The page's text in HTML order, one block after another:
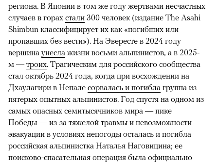
региона. В Японии в том же году жертвами несчастных
случаев в горах стали 300 человек (издание The Asahi
Shimbun классифицирует их как «погибших или
пропавших без вести»). На Эвересте в 2024 году
вершина унесла жизни восьми альпинистов, а в 2025-
м — троих. Трагическим для российского сообщества
стал октябрь 2024 года, когда при восхождении на
Дхаулагири в Непале сорвалась и погибла группа из
пятерых опытных альпинистов. Год спустя на одном из
самых опасных семитысячников мира — пике
Победы — из-за тяжелой травмы и невозможности
эвакуации в условиях непогоды осталась и погибла
российская альпинистка Наталья Наговицина; ее
поисково-спасательная операция была официально